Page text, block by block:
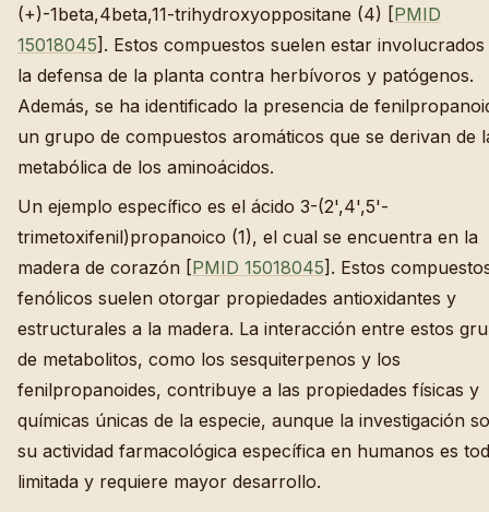
(+)-1beta,4beta,11-trihydroxyoppositane (4) [PMID
15018045]. Estos compuestos suelen estar involucrados
la defensa de la planta contra herbívoros y patógenos.
Además, se ha identificado la presencia de
un grupo de compuestos aromáticos que se derivan de
metabólica de los aminoácidos.
Un ejemplo específico es el ácido 3-(2',4',5'-
trimetoxifenil)propanoico (1), el cual se encuentra en la
madera de corazón [PMID 15018045]. Estos
fenólicos suelen otorgar propiedades antioxidantes y
estructurales a la madera. La interacción entre estos
de metabolitos, como los sesquiterpenos y los
fenilpropanoides, contribuye a las propiedades físicas y
químicas únicas de la especie, aunque la investigación
su actividad farmacológica específica en humanos es
limitada y requiere mayor desarrollo.